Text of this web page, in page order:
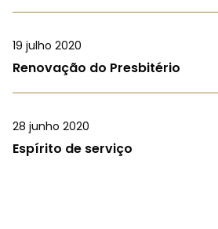
19 julho 2020
Renovação do Presbitério
28 junho 2020
Espírito de serviço